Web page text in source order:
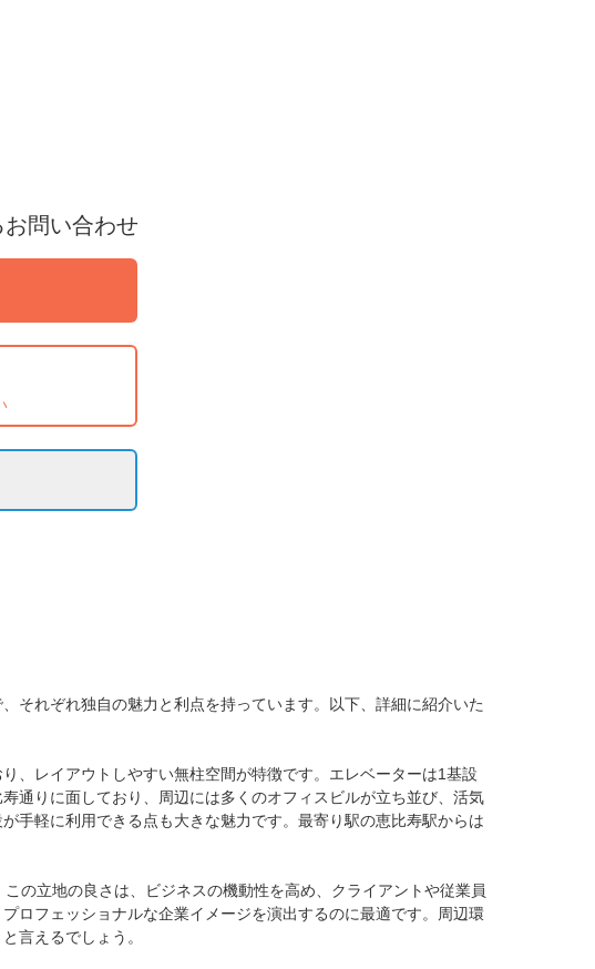
問い合わせ
それぞれ独自の魅力と利点を持っています。以下、詳細に紹介いた
、レイアウトしやすい無柱空間が特徴です。エレベーターは1基設
通りに面しており、周辺には多くのオフィスビルが立ち並び、活気
手軽に利用できる点も大きな魅力です。最寄り駅の恵比寿駅からは
の立地の良さは、ビジネスの機動性を高め、クライアントや従業員
ロフェッショナルな企業イメージを演出するのに最適です。周辺環
言えるでしょう。